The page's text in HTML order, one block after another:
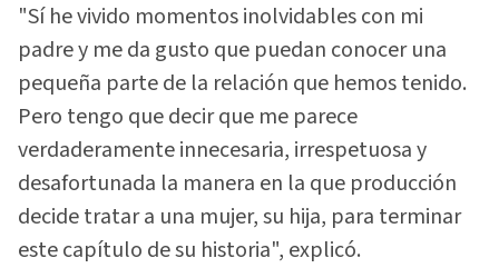
"Sí he vivido momentos inolvidables con mi
padre y me da gusto que puedan conocer una
pequeña parte de la relación que hemos tenido.
Pero tengo que decir que me parece
verdaderamente innecesaria, irrespetuosa y
desafortunada la manera en la que producción
decide tratar a una mujer, su hija, para terminar
este capítulo de su historia", explicó.